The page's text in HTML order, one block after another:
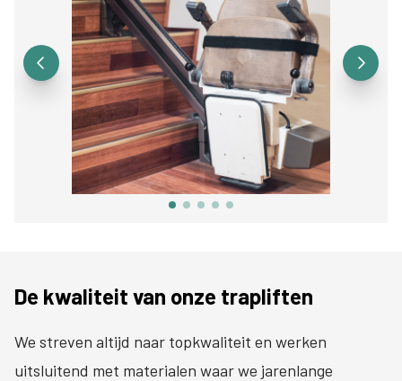
De kwaliteit van onze trapliften
We streven altijd naar topkwaliteit en werken
uitsluitend met materialen waar we jarenlange